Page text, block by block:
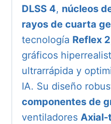
DLSS 4, núcleos
rayos de cuarta
tecnología Reflex 2
gráficos
ultrarrápida y
IA. Su diseño
componentes de
ventiladores Axial-